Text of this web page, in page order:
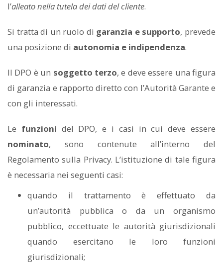
l’alleato nella tutela dei dati del cliente.
Si tratta di un ruolo di garanzia e supporto, prevede
una posizione di autonomia e indipendenza.
Il DPO è un soggetto terzo, e deve essere una figura
di garanzia e rapporto diretto con l’Autorità Garante e
con gli interessati.
Le funzioni del DPO, e i casi in cui deve essere
nominato, sono contenute all’interno del
Regolamento sulla Privacy. L’istituzione di tale figura
è necessaria nei seguenti casi:
quando il trattamento è effettuato da
un’autorità pubblica o da un organismo
pubblico, eccettuate le autorità giurisdizionali
quando esercitano le loro funzioni
giurisdizionali;